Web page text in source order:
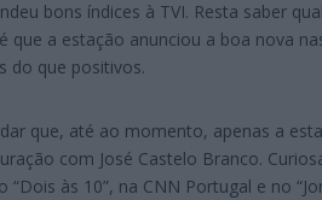
bons índices à TVI. Resta saber
que a estação anunciou a boa nova
do que positivos.
que, até ao momento, apenas a
com José Castelo Branco.
“Dois às 10”, na CNN Portugal e no